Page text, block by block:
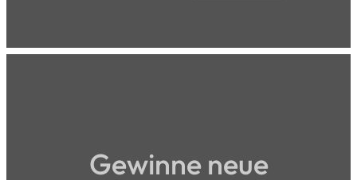
Gewinne neue